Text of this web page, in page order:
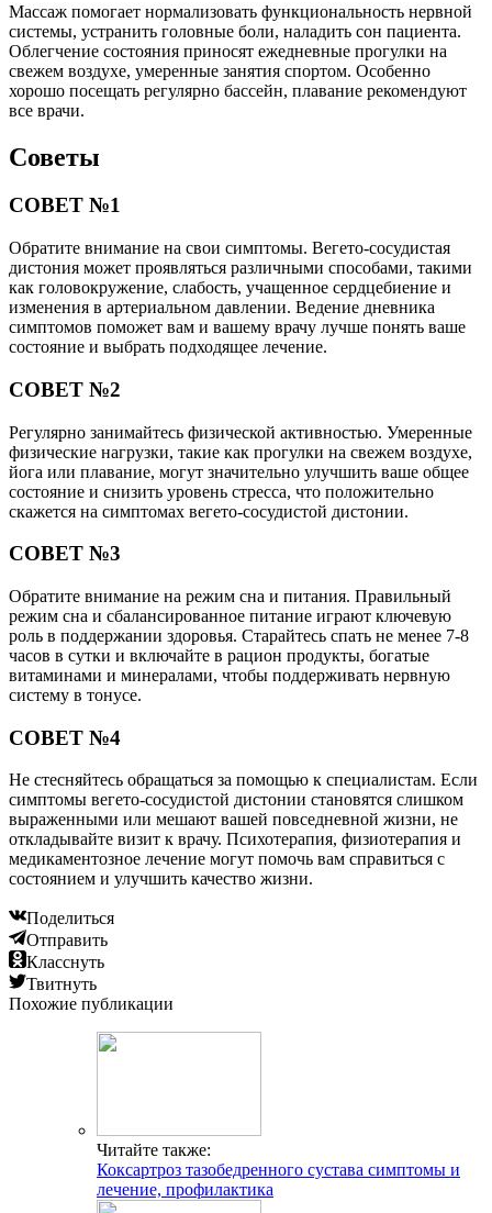
Массаж помогает нормализовать функциональность нервной
системы, устранить головные боли, наладить сон пациента.
Облегчение состояния приносят ежедневные прогулки на
свежем воздухе, умеренные занятия спортом. Особенно
хорошо посещать регулярно бассейн, плавание рекомендуют
все врачи.
Советы
СОВЕТ №1
Обратите внимание на свои симптомы. Вегето-сосудистая
дистония может проявляться различными способами, такими
как головокружение, слабость, учащенное сердцебиение и
изменения в артериальном давлении. Ведение дневника
симптомов поможет вам и вашему врачу лучше понять ваше
состояние и выбрать подходящее лечение.
СОВЕТ №2
Регулярно занимайтесь физической активностью. Умеренные
физические нагрузки, такие как прогулки на свежем воздухе,
йога или плавание, могут значительно улучшить ваше общее
состояние и снизить уровень стресса, что положительно
скажется на симптомах вегето-сосудистой дистонии.
СОВЕТ №3
Обратите внимание на режим сна и питания. Правильный
режим сна и сбалансированное питание играют ключевую
роль в поддержании здоровья. Старайтесь спать не менее 7-8
часов в сутки и включайте в рацион продукты, богатые
витаминами и минералами, чтобы поддерживать нервную
систему в тонусе.
СОВЕТ №4
Не стесняйтесь обращаться за помощью к специалистам. Если
симптомы вегето-сосудистой дистонии становятся слишком
выраженными или мешают вашей повседневной жизни, не
откладывайте визит к врачу. Психотерапия, физиотерапия и
медикаментозное лечение могут помочь вам справиться с
состоянием и улучшить качество жизни.
Поделиться
Отправить
Класснуть
Твитнуть
Похожие публикации
Читайте также:
Коксартроз тазобедренного сустава симптомы и
лечение, профилактика